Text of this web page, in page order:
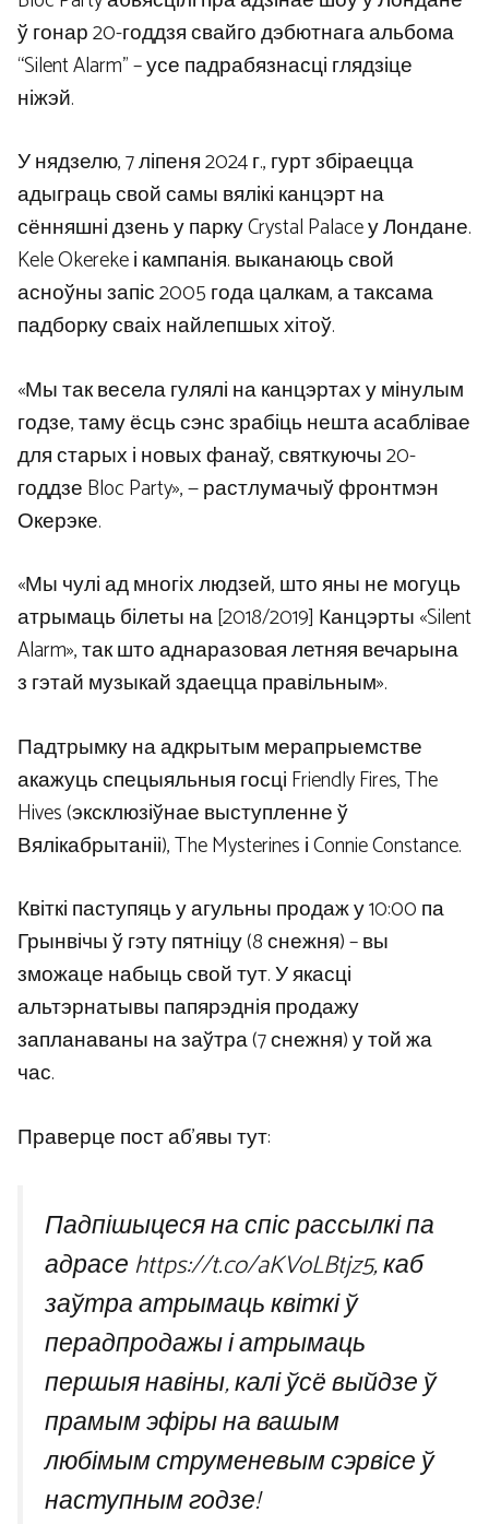
ў гонар 20-годдзя свайго дэбютнага альбома
“Silent Alarm” – усе падрабязнасці глядзіце
ніжэй.
У нядзелю, 7 ліпеня 2024 г., гурт збіраецца
адыграць свой самы вялікі канцэрт на
сённяшні дзень у парку Crystal Palace у Лондане.
Kele Okereke і кампанія. выканаюць свой
асноўны запіс 2005 года цалкам, а таксама
падборку сваіх найлепшых хітоў.
«Мы так весела гулялі на канцэртах у мінулым
годзе, таму ёсць сэнс зрабіць нешта асаблівае
для старых і новых фанаў, святкуючы 20-
годдзе Bloc Party», — растлумачыў фронтмэн
Окерэке.
«Мы чулі ад многіх людзей, што яны не могуць
атрымаць білеты на [2018/2019] Канцэрты «Silent
Alarm», так што аднаразовая летняя вечарына
з гэтай музыкай здаецца правільным».
Падтрымку на адкрытым мерапрыемстве
акажуць спецыяльныя госці Friendly Fires, The
Hives (эксклюзіўнае выступленне ў
Вялікабрытаніі), The Mysterines і Connie Constance.
Квіткі паступяць у агульны продаж у 10:00 па
Грынвічы ў гэту пятніцу (8 снежня) – вы
зможаце набыць свой тут. У якасці
альтэрнатывы папярэднія продажу
запланаваны на заўтра (7 снежня) у той жа
час.
Праверце пост аб’явы тут:
Падпішыцеся на спіс рассылкі па
адрасе https://t.co/aKVoLBtjz5, каб
заўтра атрымаць квіткі ў
перадпродажы і атрымаць
першыя навіны, калі ўсё выйдзе ў
прамым эфіры на вашым
любімым струменевым сэрвісе ў
наступным годзе!